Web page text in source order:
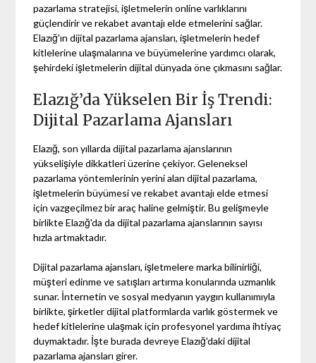
pazarlama stratejisi, işletmelerin online varlıklarını
güçlendirir ve rekabet avantajı elde etmelerini sağlar.
Elazığ'ın dijital pazarlama ajansları, işletmelerin hedef
kitlelerine ulaşmalarına ve büyümelerine yardımcı olarak,
şehirdeki işletmelerin dijital dünyada öne çıkmasını sağlar.
Elazığ’da Yükselen Bir İş Trendi:
Dijital Pazarlama Ajansları
Elazığ, son yıllarda dijital pazarlama ajanslarının
yükselişiyle dikkatleri üzerine çekiyor. Geleneksel
pazarlama yöntemlerinin yerini alan dijital pazarlama,
işletmelerin büyümesi ve rekabet avantajı elde etmesi
için vazgeçilmez bir araç haline gelmiştir. Bu gelişmeyle
birlikte Elazığ'da da dijital pazarlama ajanslarının sayısı
hızla artmaktadır.
Dijital pazarlama ajansları, işletmelere marka bilinirliği,
müşteri edinme ve satışları artırma konularında uzmanlık
sunar. İnternetin ve sosyal medyanın yaygın kullanımıyla
birlikte, şirketler dijital platformlarda varlık göstermek ve
hedef kitlelerine ulaşmak için profesyonel yardıma ihtiyaç
duymaktadır. İşte burada devreye Elazığ'daki dijital
pazarlama ajansları girer.